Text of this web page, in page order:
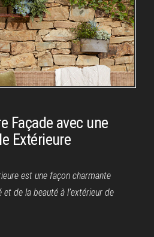
Façade avec une
Extérieure
est une façon charmante
de la beauté à l’extérieur de